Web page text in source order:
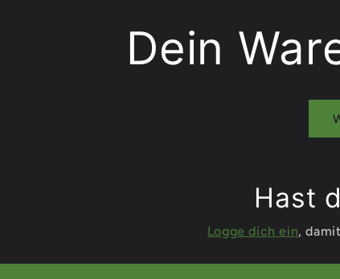
Dein
Hast
Logge dich ein,